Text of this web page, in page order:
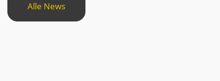
Alle News